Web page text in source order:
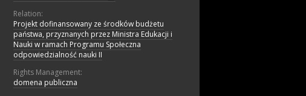
Relation:
Projekt dofinansowany ze środków budżetu
państwa, przyznanych przez Ministra Edukacji i
Nauki w ramach Programu Społeczna
odpowiedzialność nauki II
Rights Management:
domena publiczna